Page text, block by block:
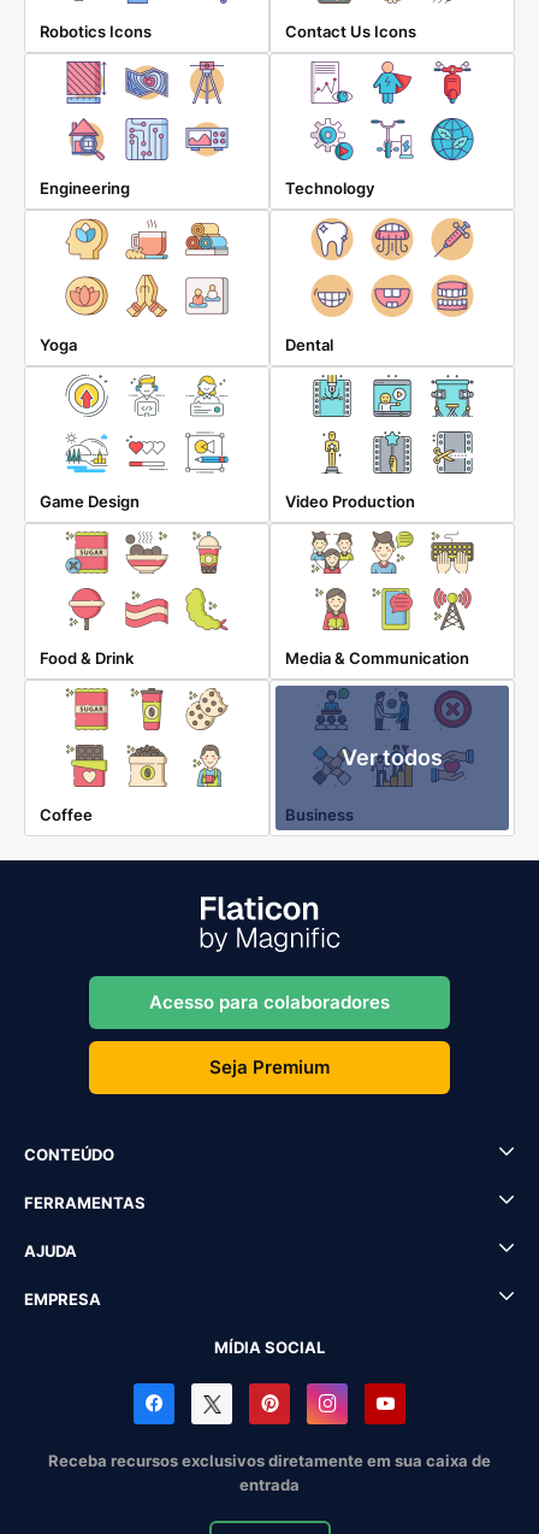
Robotics Icons Contact Us Icons
Engineering Technology
Yoga Dental
Game Design Video Production
Food & Drink Media & Communication
Coffee
Ver todos
Business
Acesso para colaboradores
Seja Premium
CONTEÚDO
FERRAMENTAS
AJUDA
EMPRESA
MÍDIA SOCIAL
Receba recursos exclusivos diretamente em sua caixa de
entrada